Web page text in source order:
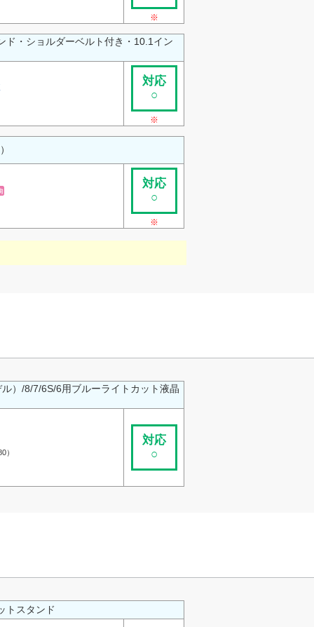
※
ド・ショルダーベルト付き・10.1イン
対応
○
※
対応
○
※
）/8/7/6S/6用ブルーライトカット液晶
）
対応
○
トスタンド